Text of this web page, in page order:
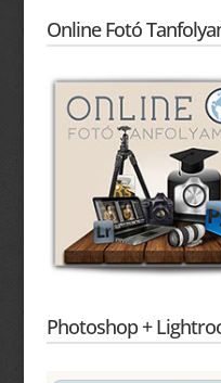
Online Fotó
Photoshop +